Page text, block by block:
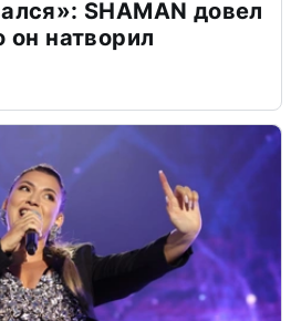
SHAMAN довел
натворил